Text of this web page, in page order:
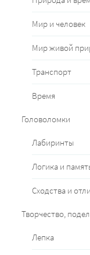
Мир и человек
Мир живой
Транспорт
Время
Головоломки
Лабиринты
Логика и
Сходства и
Творчество,
Лепка